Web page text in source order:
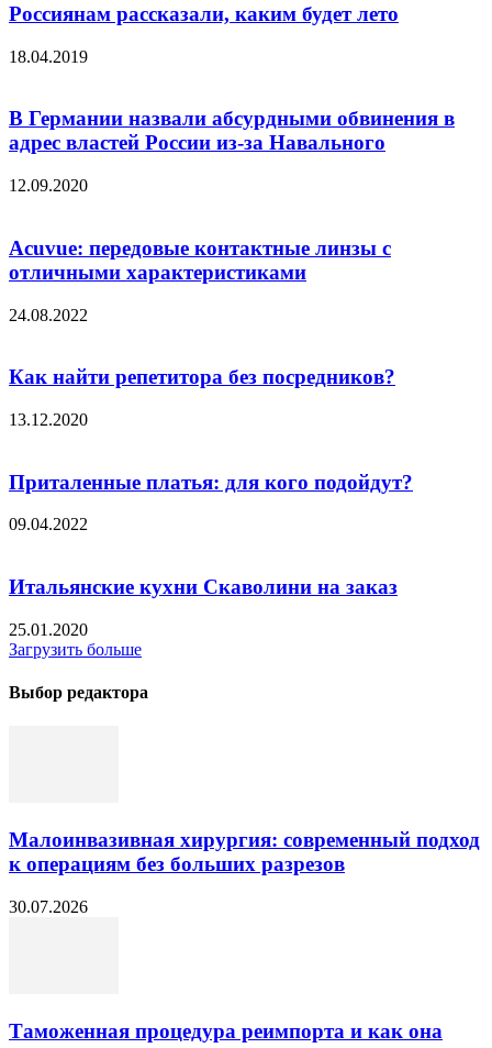
Россиянам рассказали, каким будет лето
18.04.2019
В Германии назвали абсурдными обвинения в
адрес властей России из-за Навального
12.09.2020
Acuvue: передовые контактные линзы с
отличными характеристиками
24.08.2022
Как найти репетитора без посредников?
13.12.2020
Приталенные платья: для кого подойдут?
09.04.2022
Итальянские кухни Скаволини на заказ
25.01.2020
Загрузить больше
Выбор редактора
Малоинвазивная хирургия: современный подход
к операциям без больших разрезов
30.07.2026
Таможенная процедура реимпорта и как она